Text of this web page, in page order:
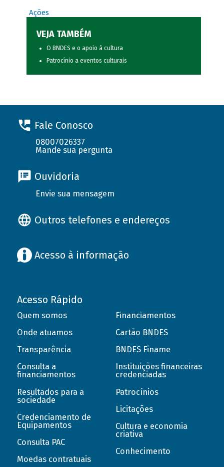
Ações
VEJA TAMBÉM
O BNDES e o apoio à cultura
Patrocínio a eventos culturais
Fale Conosco
08007026337
Mande sua pergunta
Ouvidoria
Envie sua mensagem
Outros telefones e endereços
Acesso à informação
Acesso Rápido
Quem somos
Onde atuamos
Transparência
Consulta a
financiamentos
Resultados para a
sociedade
Credenciamento de
Equipamentos
Consulta PAC
Moedas contratuais
Financiamentos
Cartão BNDES
BNDES Finame
Instituições financeiras
credenciadas
Patrocínios
Licitações
Cultura e economia
criativa
Conhecimento